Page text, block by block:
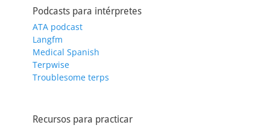
Podcasts para intérpretes
ATA podcast
Langfm
Medical Spanish
Terpwise
Troublesome terps
Recursos para practicar